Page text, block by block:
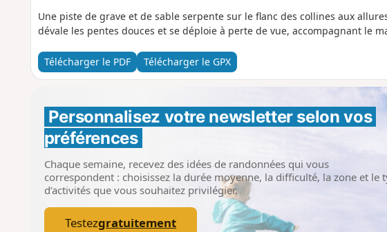
Une piste de grave et de sable serpente sur le flanc des collines aux
dévale les pentes douces et se déploie à perte de vue, accompagnant le
Télécharger le PDF Télécharger le GPX
Personnalisez votre newsletter selon vos
préférences
Chaque semaine, recevez des idées de randonnées qui vous
correspondent : choisissez la durée moyenne, la difficulté, la zone et le
d’activités que vous souhaitez privilégier.
Testezgratuitement